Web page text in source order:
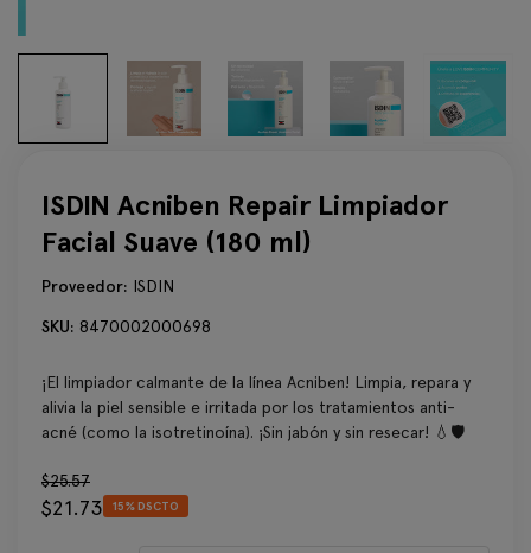
ISDIN Acniben Repair Limpiador
Facial Suave (180 ml)
Proveedor: ISDIN
SKU: 8470002000698
¡El limpiador calmante de la línea Acniben! Limpia, repara y
alivia la piel sensible e irritada por los tratamientos anti-
acné (como la isotretinoína). ¡Sin jabón y sin resecar! 💧🛡️
Precio
regular
$25.57
Precio
$21.73 15% DSCTO